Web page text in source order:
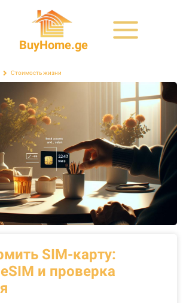
BuyHome.ge
Стоимость жизни
SIM-карту:
и проверка